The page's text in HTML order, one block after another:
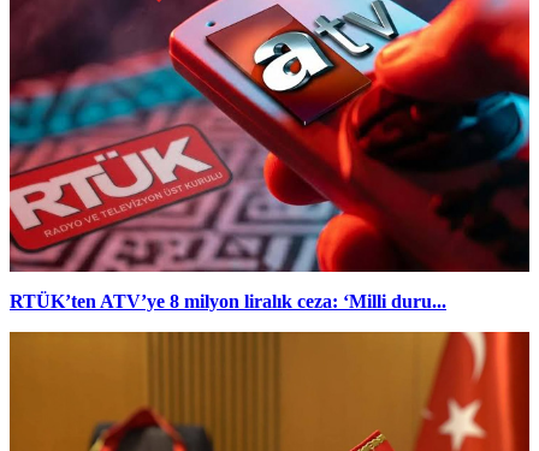
RTÜK’ten ATV’ye 8 milyon liralık ceza: ‘Milli duru...